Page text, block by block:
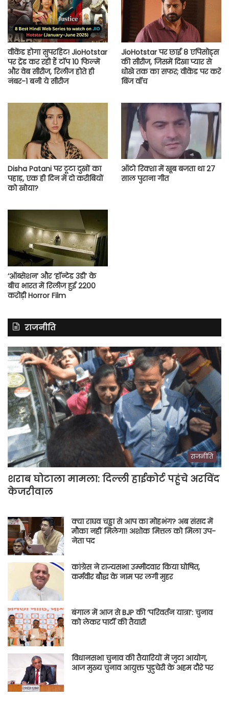
वीकेंड होगा सुपरहिट! JioHotstar
पर ट्रेंड कर रही हैं टॉप 10 फिल्में
और वेब सीरीज, रिलीज होते ही
नंबर-1 बनी ये सीरीज
JioHotstar पर छाई 8 एपिसोड्स
की सीरीज, जिसमें दिखा प्यार से
धोखे तक का सफर; वीकेंड पर करें
बिंज वॉच
Disha Patani पर टूटा दुखों का
पहाड़, एक ही दिन में दो करीबियों
को खोया?
ऑटो रिक्शा में खूब बजता था 27
साल पुराना गीत
‘ऑब्सेशन’ और ‘हॉन्टेड 3डी’ के
बीच भारत में रिलीज हुई 2200
करोड़ी Horror Film
राजनीति
राजनीति
शराब घोटाला मामला: दिल्ली हाईकोर्ट पहुंचे अरविंद
केजरीवाल
क्या राघव चड्ढा से आप का मोहभंग? अब संसद में
मौका नहीं मिलेगा! अशोक मित्तल को मिला उप-
नेता पद
कांग्रेस ने राज्यसभा उम्मीदवार किया घोषित,
कर्मवीर बौद्ध के नाम पर लगी मुहर
बंगाल में आज से BJP की ‘परिवर्तन यात्रा’: चुनाव
को लेकर पार्टी की तैयारी
विधानसभा चुनाव की तैयारियों में जुटा आयोग,
आज मुख्य चुनाव आयुक्त पुडुचेरी के अहम दौरे पर